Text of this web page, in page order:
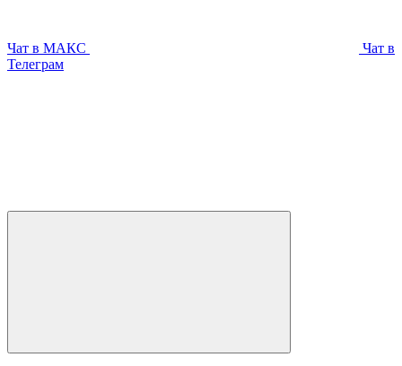
Чат в МАКС
Чат в
Телеграм